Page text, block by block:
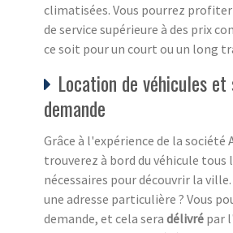
climatisées. Vous pourrez
de service supérieure à des prix
ce soit pour un court ou un long
Location de véhicules
demande
Grâce à l'expérience de la société
trouverez à bord du véhicule tous
nécessaires pour découvrir la
une adresse particulière ? Vous
demande, et cela sera délivré par